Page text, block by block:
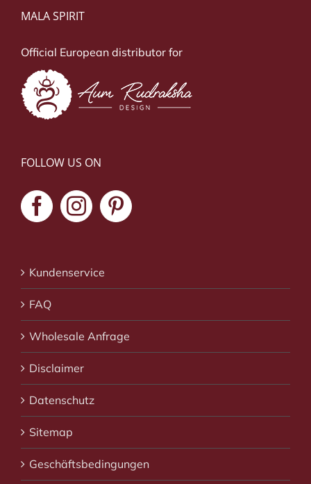
MALA SPIRIT
Official European distributor for
FOLLOW US ON
Kundenservice
FAQ
Wholesale Anfrage
Disclaimer
Datenschutz
Sitemap
Geschäftsbedingungen